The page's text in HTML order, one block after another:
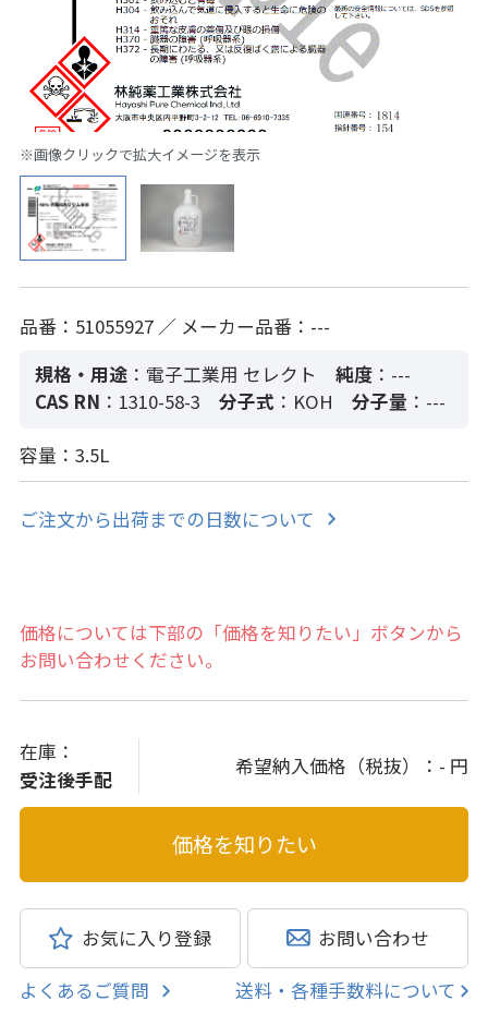
※画像クリックで拡大イメージを表示
品番：51055927 ／ メーカー品番：---
規格・用途 ：電子工業用 セレクト 純度：---
CAS RN ：1310-58-3 分子式 ：KOH 分子量 ：---
容量：3.5L
ご注文から出荷までの日数について
価格については下部の「価格を知りたい」ボタンから
お問い合わせください。
在庫：
受注後手配
希望納入価格（税抜）： - 円
お気に入り登録 お問い合わせ
よくあるご質問 送料・各種手数料について